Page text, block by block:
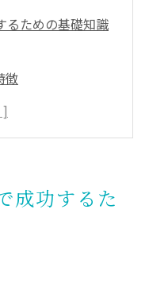
るための基礎知識
徴
る要因とは
成功するた